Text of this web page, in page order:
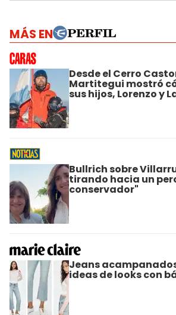
MÁS EN
Desde el Cerro
Martitegui mostró
sus hijos, Lorenzo y
Bullrich sobre
tirando hacia un
conservador"
Jeans
ideas de looks con